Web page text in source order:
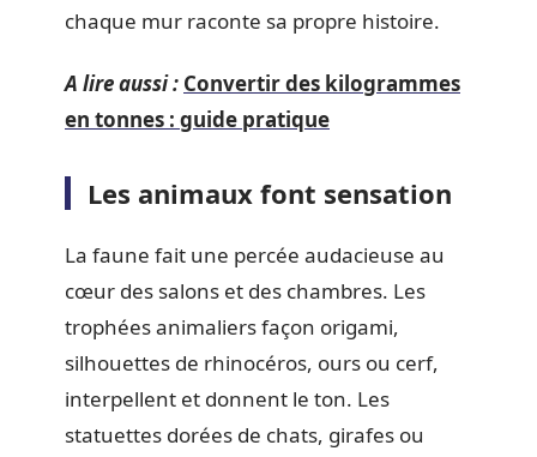
chaque mur raconte sa propre histoire.
A lire aussi : Convertir des kilogrammes
en tonnes : guide pratique
Les animaux font sensation
La faune fait une percée audacieuse au
cœur des salons et des chambres. Les
trophées animaliers façon origami,
silhouettes de rhinocéros, ours ou cerf,
interpellent et donnent le ton. Les
statuettes dorées de chats, girafes ou